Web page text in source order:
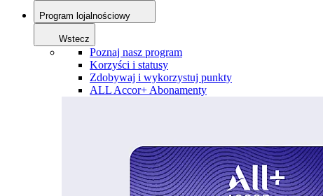
Program lojalnościowy
Wstecz
Poznaj nasz program
Korzyści i statusy
Zdobywaj i wykorzystuj punkty
ALL Accor+ Abonamenty